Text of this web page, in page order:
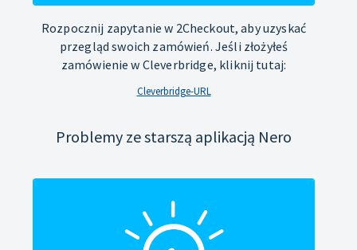
Rozpocznij zapytanie w 2Checkout, aby uzyskać
przegląd swoich zamówień. Jeśli złożyłeś
zamówienie w Cleverbridge, kliknij tutaj:
Cleverbridge-URL
Problemy ze starszą aplikacją Nero